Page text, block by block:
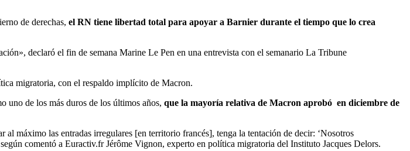
de derechas, el RN tiene libertad total para apoyar a Barnier durante el tiempo que lo crea
declaró el fin de semana Marine Le Pen en una entrevista con el semanario La Tribune
migratoria, con el respaldo implícito de Macron.
uno de los más duros de los últimos años, que la mayoría relativa de Macron aprobó en diciembre de
máximo las entradas irregulares [en territorio francés], tenga la tentación de decir: ‘Nosotros
comentó a Euractiv.fr Jérôme Vignon, experto en política migratoria del Instituto Jacques Delors.